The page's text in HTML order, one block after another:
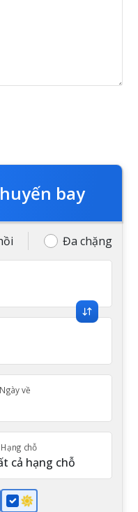
bay
Đa chặng
Ngày về
Hạng chỗ